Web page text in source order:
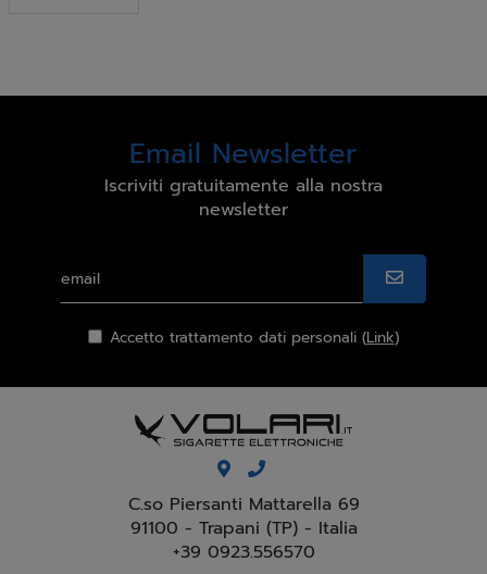
Email Newsletter
Iscriviti gratuitamente alla nostra
newsletter
Accetto trattamento dati personali (Link)
C.so Piersanti Mattarella 69
91100 - Trapani (TP) - Italia
+39 0923.556570